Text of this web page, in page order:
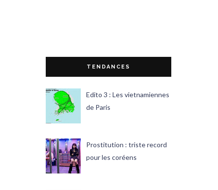
TENDANCES
Edito 3 : Les vietnamiennes
de Paris
Prostitution : triste record
pour les coréens